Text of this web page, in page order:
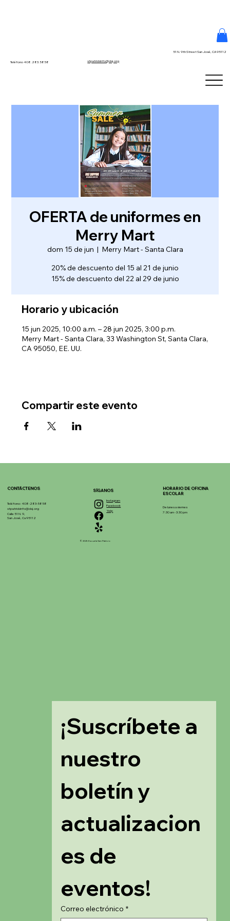
Teléfono 408.283.5858 stpatrickinfo@dsj.org
51 N. 9th Street San José, CA 95112
OFERTA de uniformes en
Merry Mart
dom 15 de jun
  |
Merry Mart - Santa Clara
20% de descuento del 15 al 21 de junio
15% de descuento del 22 al 29 de junio
Horario y ubicación
15 jun 2025, 10:00 a.m. – 28 jun 2025, 3:00 p.m.
Merry Mart - Santa Clara, 33 Washington St, Santa Clara,
CA 95050, EE. UU.
Compartir este evento
CONTÁCTENOS
Teléfono: 408-283-5858
stpatrickinfo@dsj.org
Calle 51 N. 9,
San José, Ca 95112
¡Suscríbete a
nuestro
boletín y
actualizacion
es de
eventos!
Correo electrónico *
Instagram
Facebook
Yelp
SÍGANOS
© 2025 Escuela San Patricio
HORARIO DE OFICINA
ESCOLAR
De lunes a viernes
7:30 am - 3:30 pm